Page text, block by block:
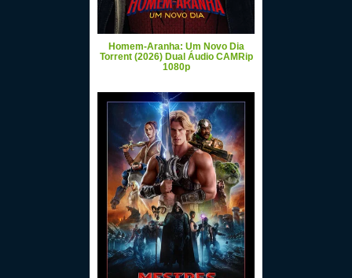
Homem-Aranha: Um Novo Dia
Torrent (2026) Dual Áudio CAMRip
1080p